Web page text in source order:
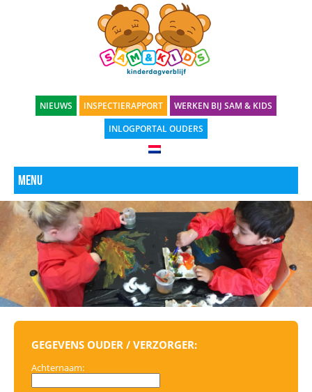
NIEUWS INSPECTIERAPPORT
WERKEN BIJ SAM & KIDS
INLOGPORTAL OUDERS
Menu
GEGEVENS OUDER / VERZORGER:
Achternaam: